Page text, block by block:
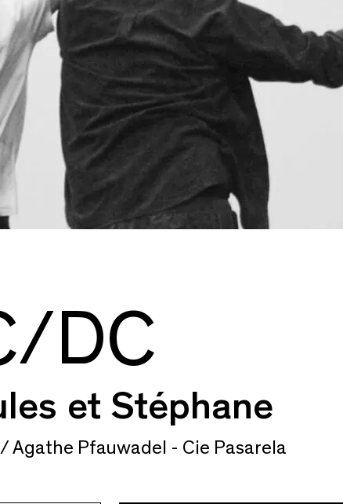
DC
et Stéphane
Agathe Pfauwadel - Cie Pasarela